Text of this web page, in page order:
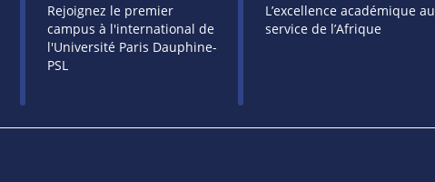
Rejoignez le premier
campus à l'international de
l'Université Paris Dauphine-
PSL
L’excellence académique au
service de l’Afrique